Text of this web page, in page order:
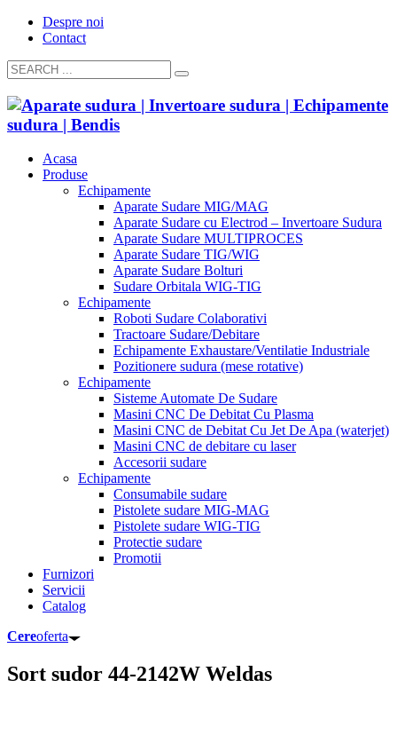
Despre noi
Contact
Acasa
Produse
Echipamente
Aparate Sudare MIG/MAG
Aparate Sudare cu Electrod – Invertoare Sudura
Aparate Sudare MULTIPROCES
Aparate Sudare TIG/WIG
Aparate Sudare Bolturi
Sudare Orbitala WIG-TIG
Echipamente
Roboti Sudare Colaborativi
Tractoare Sudare/Debitare
Echipamente Exhaustare/Ventilatie Industriale
Pozitionere sudura (mese rotative)
Echipamente
Sisteme Automate De Sudare
Masini CNC De Debitat Cu Plasma
Masini CNC de Debitat Cu Jet De Apa (waterjet)
Masini CNC de debitare cu laser
Accesorii sudare
Echipamente
Consumabile sudare
Pistolete sudare MIG-MAG
Pistolete sudare WIG-TIG
Protectie sudare
Promotii
Furnizori
Servicii
Catalog
Cereoferta
Sort sudor 44-2142W Weldas